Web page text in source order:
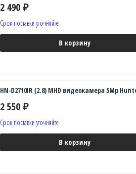
2 490 ₽
Срок поставки уточняйте
В корзину
HN-D2710IR (2.8) MHD видеокамера 5Mp
2 550 ₽
Срок поставки уточняйте
В корзину